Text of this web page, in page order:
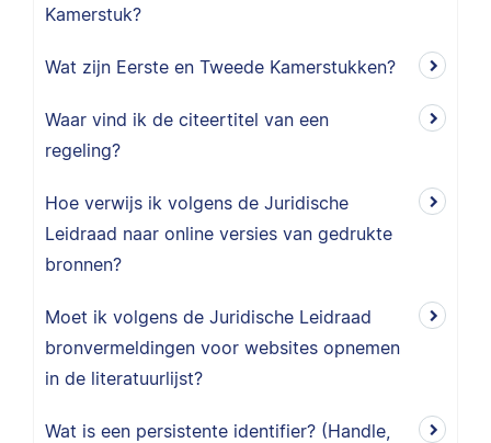
Kamerstuk?
Wat zijn Eerste en Tweede Kamerstukken?
Waar vind ik de citeertitel van een
regeling?
Hoe verwijs ik volgens de Juridische
Leidraad naar online versies van gedrukte
bronnen?
Moet ik volgens de Juridische Leidraad
bronvermeldingen voor websites opnemen
in de literatuurlijst?
Wat is een persistente identifier? (Handle,